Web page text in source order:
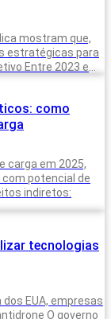
mostram que,
estratégicas para
Entre 2023 e
como
carga em 2025,
potencial de
indiretos:
tecnologias
EUA, empresas
O governo